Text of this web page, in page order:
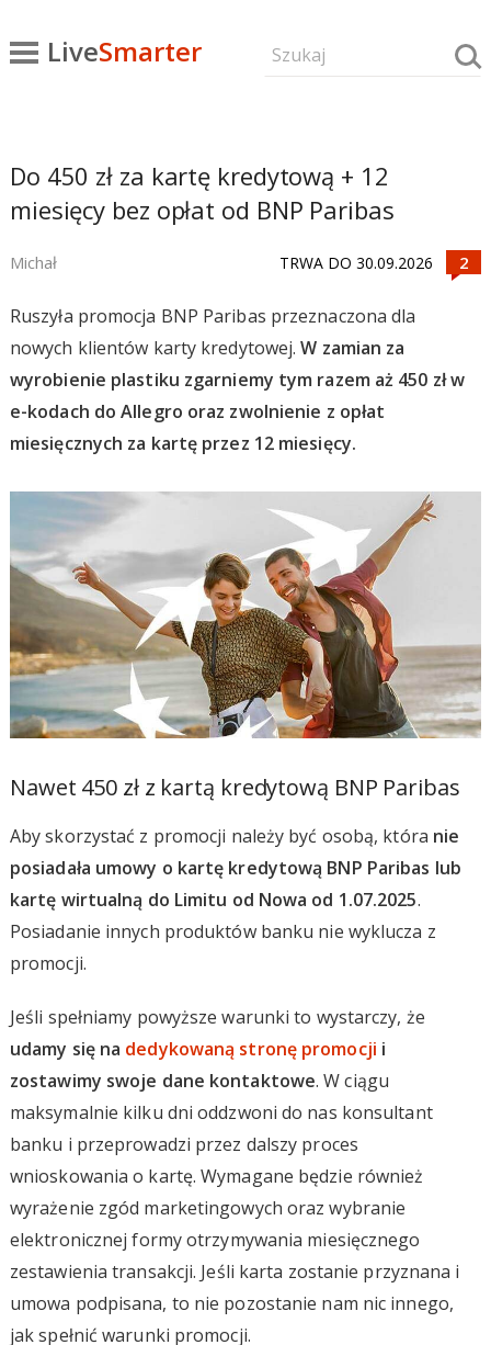
LiveSmarter
Do 450 zł za kartę kredytową + 12
miesięcy bez opłat od BNP Paribas
Michał TRWA DO 30.09.2026
Ruszyła promocja BNP Paribas przeznaczona dla
nowych klientów karty kredytowej.W zamian za
wyrobienie plastiku zgarniemy tym razem aż 450 zł w
e-kodach do Allegro oraz zwolnienie z opłat
miesięcznych za kartę przez 12 miesięcy.
Nawet 450 zł z kartą kredytową BNP Paribas
Aby skorzystać z promocji należy być osobą, która nie
posiadała umowy o kartę kredytową BNP Paribas lub
kartę wirtualną do Limitu od Nowa od 1.07.2025.
Posiadanie innych produktów banku nie wyklucza z
promocji.
Jeśli spełniamy powyższe warunki to wystarczy, że
udamy się na dedykowaną stronę promocji i
zostawimy swoje dane kontaktowe. W ciągu
maksymalnie kilku dni oddzwoni do nas konsultant
banku i przeprowadzi przez dalszy proces
wnioskowania o kartę. Wymagane będzie również
wyrażenie zgód marketingowych oraz wybranie
elektronicznej formy otrzymywania miesięcznego
zestawienia transakcji. Jeśli karta zostanie przyznana i
umowa podpisana, to nie pozostanie nam nic innego,
jak spełnić warunki promocji.